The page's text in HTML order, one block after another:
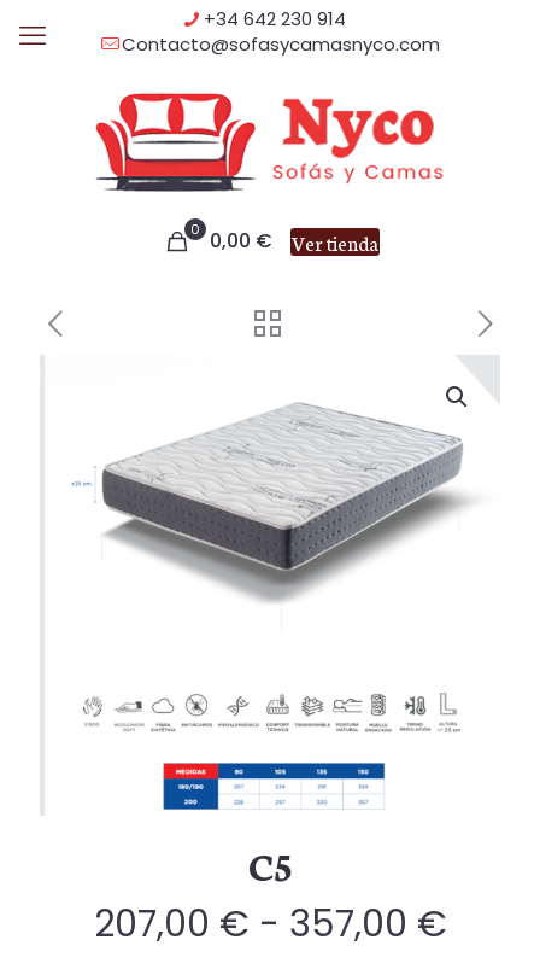
+34 642 230 914
Contacto@sofasycamasnyco.com
0 0,00 € Ver tienda
C5
207,00 € - 357,00 €